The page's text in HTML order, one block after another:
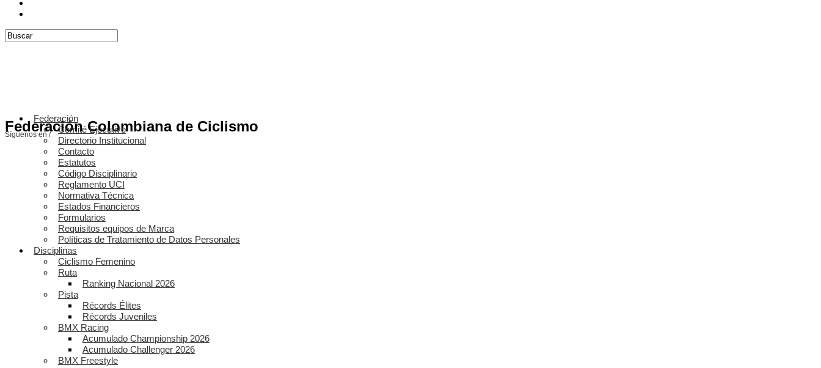
Federación Colombiana de Ciclismo
Síguenos en /
Federación
Comité Ejecutivo
Directorio Institucional
Contacto
Estatutos
Código Disciplinario
Reglamento UCI
Normativa Técnica
Estados Financieros
Formularios
Requisitos equipos de Marca
Políticas de Tratamiento de Datos Personales
Disciplinas
Ciclismo Femenino
Ruta
Ranking Nacional 2026
Pista
Récords Élites
Récords Juveniles
BMX Racing
Acumulado Championship 2026
Acumulado Challenger 2026
BMX Freestyle